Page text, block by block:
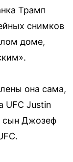
Трамп
снимков
доме,
она сама,
UFC Justin
сын Джозеф